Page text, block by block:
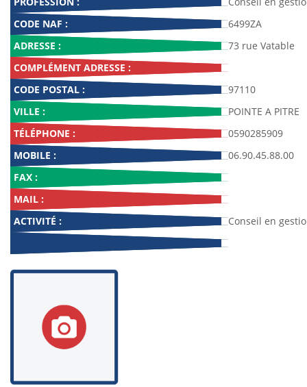
CODE NAF :
6499ZA
ADRESSE :
73 rue Vatable
COMPLÉMENT ADRESSE :
CODE POSTAL :
97110
VILLE :
POINTE A PITRE
TÉLÉPHONE :
0590285909
MOBILE :
06.90.45.88.00
FAX :
MAIL :
ACTIVITÉ :
Conseil en